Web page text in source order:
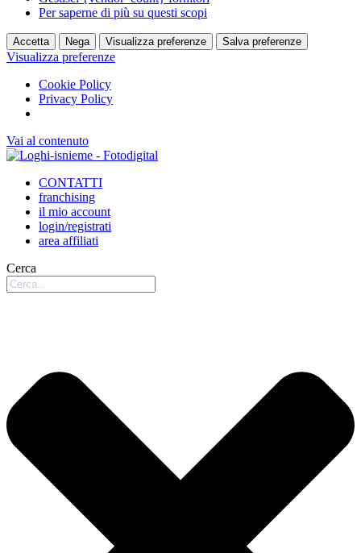
Per saperne di più su questi scopi
Accetta Nega Visualizza preferenze Salva preferenze
Visualizza preferenze
Cookie Policy
Privacy Policy
Chi Siamo | Foto Digital |
Vai al contenuto
CONTATTI
franchising
il mio account
login/registrati
area affiliati
Cerca